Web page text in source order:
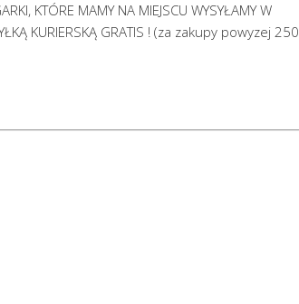
KTÓRE MAMY NA MIEJSCU WYSYŁAMY W
KURIERSKĄ GRATIS ! (za zakupy powyzej 250